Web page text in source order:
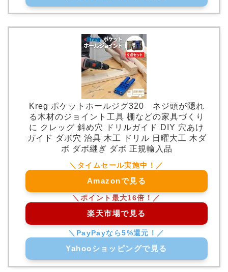
Kreg ポケットホールジグ320 ネジ頭が隠れ
る木材のジョイント工具 棚などの家具づくり
に クレッグ 斜め穴 ドリルガイド DIY 穴あけ
ガイド ダボ穴 治具 木工 ドリル 日曜大工 木ダ
ボ ダボ継ぎ ダボ 正規輸入品
Amazonで見る
楽天市場で見る
Yahooショッピングで見る